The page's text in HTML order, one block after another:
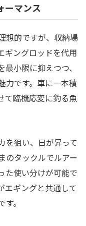
ーマンス
想的ですが、収納場
ギングロッドを代用
小限に抑えつつ、
力です。車に一本積
て臨機応変に釣る魚
を狙い、日が昇って
のタックルでルアー
た使い分けが可能で
エギングと共通して
。